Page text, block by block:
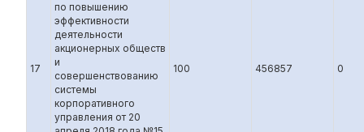
17
по повышению
эффективности
деятельности
акционерных обществ
и
совершенствованию
системы
корпоративного
управления от 20
100 456857 0